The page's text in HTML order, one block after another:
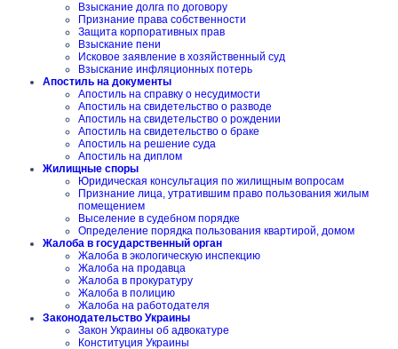
Взыскание долга по договору
Признание права собственности
Защита корпоративных прав
Взыскание пени
Исковое заявление в хозяйственный суд
Взыскание инфляционных потерь
Апостиль на документы
Апостиль на справку о несудимости
Апостиль на свидетельство о разводе
Апостиль на свидетельство о рождении
Апостиль на свидетельство о браке
Апостиль на решение суда
Апостиль на диплом
Жилищные споры
Юридическая консультация по жилищным вопросам
Признание лица, утратившим право пользования жилым
помещением
Выселение в судебном порядке
Определение порядка пользования квартирой, домом
Жалоба в государственный орган
Жалоба в экологическую инспекцию
Жалоба на продавца
Жалоба в прокуратуру
Жалоба в полицию
Жалоба на работодателя
Законодательство Украины
Закон Украины об адвокатуре
Конституция Украины